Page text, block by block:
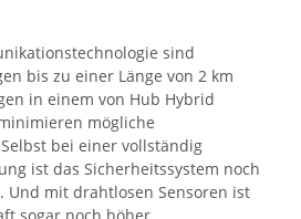
sind
bis zu einer Länge von 2 km
in einem von Hub Hybrid
mögliche
bei einer vollständig
ist das Sicherheitssystem noch
Und mit drahtlosen Sensoren ist